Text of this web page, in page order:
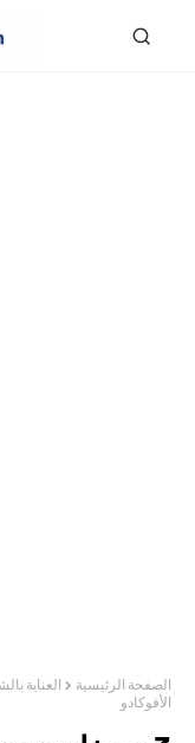
الصفحة الرئيسية العناية
الأفوكادو